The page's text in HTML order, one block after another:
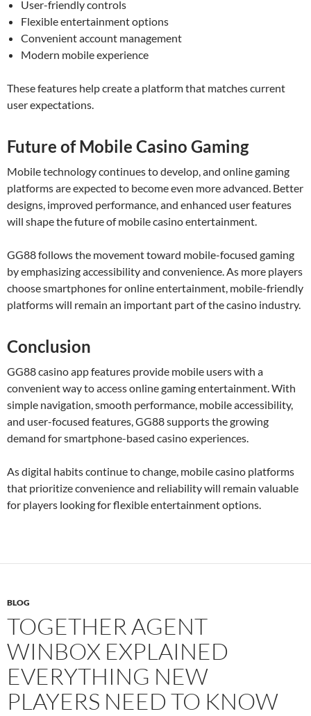
User-friendly controls
Flexible entertainment options
Convenient account management
Modern mobile experience
These features help create a platform that matches current
user expectations.
Future of Mobile Casino Gaming
Mobile technology continues to develop, and online gaming
platforms are expected to become even more advanced. Better
designs, improved performance, and enhanced user features
will shape the future of mobile casino entertainment.
GG88 follows the movement toward mobile-focused gaming
by emphasizing accessibility and convenience. As more players
choose smartphones for online entertainment, mobile-friendly
platforms will remain an important part of the casino industry.
Conclusion
GG88 casino app features provide mobile users with a
convenient way to access online gaming entertainment. With
simple navigation, smooth performance, mobile accessibility,
and user-focused features, GG88 supports the growing
demand for smartphone-based casino experiences.
As digital habits continue to change, mobile casino platforms
that prioritize convenience and reliability will remain valuable
for players looking for flexible entertainment options.
BLOG
TOGETHER AGENT
WINBOX EXPLAINED
EVERYTHING NEW
PLAYERS NEED TO KNOW